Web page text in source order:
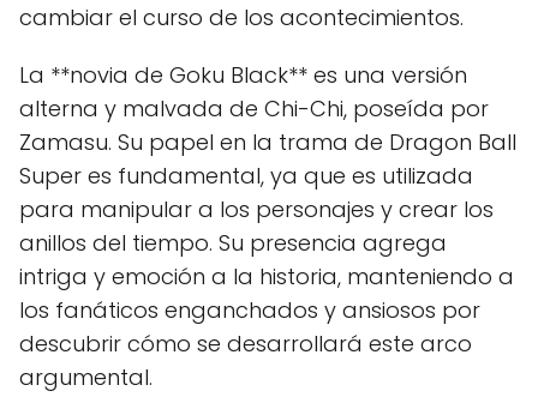
cambiar el curso de los acontecimientos.
La **novia de Goku Black** es una versión
alterna y malvada de Chi-Chi, poseída por
Zamasu. Su papel en la trama de Dragon Ball
Super es fundamental, ya que es utilizada
para manipular a los personajes y crear los
anillos del tiempo. Su presencia agrega
intriga y emoción a la historia, manteniendo a
los fanáticos enganchados y ansiosos por
descubrir cómo se desarrollará este arco
argumental.